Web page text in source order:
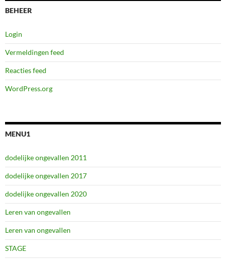
BEHEER
Login
Vermeldingen feed
Reacties feed
WordPress.org
MENU1
dodelijke ongevallen 2011
dodelijke ongevallen 2017
dodelijke ongevallen 2020
Leren van ongevallen
Leren van ongevallen
STAGE